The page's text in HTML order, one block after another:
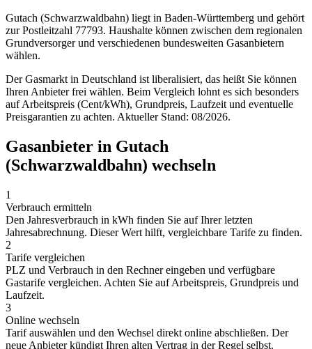
Gutach (Schwarzwaldbahn) liegt in Baden-Württemberg und gehört
zur Postleitzahl 77793. Haushalte können zwischen dem regionalen
Grundversorger und verschiedenen bundesweiten Gasanbietern
wählen.
Der Gasmarkt in Deutschland ist liberalisiert, das heißt Sie können
Ihren Anbieter frei wählen. Beim Vergleich lohnt es sich besonders
auf Arbeitspreis (Cent/kWh), Grundpreis, Laufzeit und eventuelle
Preisgarantien zu achten. Aktueller Stand: 08/2026.
Gasanbieter in Gutach
(Schwarzwaldbahn) wechseln
1
Verbrauch ermitteln
Den Jahresverbrauch in kWh finden Sie auf Ihrer letzten
Jahresabrechnung. Dieser Wert hilft, vergleichbare Tarife zu finden.
2
Tarife vergleichen
PLZ und Verbrauch in den Rechner eingeben und verfügbare
Gastarife vergleichen. Achten Sie auf Arbeitspreis, Grundpreis und
Laufzeit.
3
Online wechseln
Tarif auswählen und den Wechsel direkt online abschließen. Der
neue Anbieter kündigt Ihren alten Vertrag in der Regel selbst.